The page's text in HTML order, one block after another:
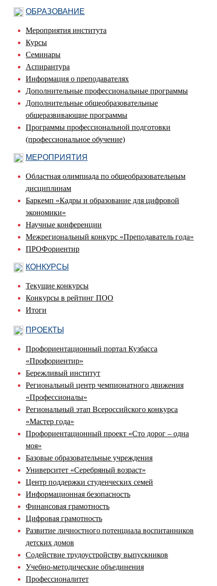
ОБРАЗОВАНИЕ
Мероприятия института
Курсы
Семинары
Аспирантура
Информация о преподавателях
Дополнительные профессиональные программы
Дополнительные общеобразовательные
общеразвивающие программы
Программы профессиональной подготовки
(профессиональное обучение)
МЕРОПРИЯТИЯ
Областная олимпиада по общеобразовательным
дисциплинам
Баркемп «Кадры и образование для цифровой
экономики»
Научные конференции
Межрегиональный конкурс «Преподаватель года»
ПРОФориентир
КОНКУРСЫ
Текущие конкурсы
Конкурсы в рейтинг ПОО
Итоги
ПРОЕКТЫ
Профориентационный портал Кузбасса
«Профориентир»
Бережливый институт
Региональный центр чемпионатного движения
«Профессионалы»
Региональный этап Всероссийского конкурса
«Мастер года»
Профориентационный проект «Сто дорог – одна
моя»
Базовые образовательные учреждения
Университет «Серебряный возраст»
Центр поддержки студенческих семей
Информационная безопасность
Финансовая грамотность
Цифровая грамотность
Развитие личностного потенциала воспитанников
детских домов
Содействие трудоустройству выпускников
Учебно-методические объединения
Профессионалитет